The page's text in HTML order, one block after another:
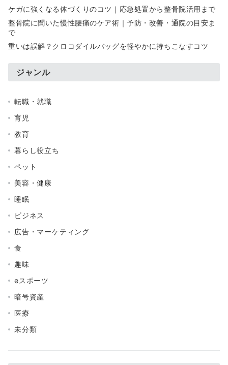
ケガに強くなる体づくりのコツ｜応急処置から整骨院活用まで
整骨院に聞いた慢性腰痛のケア術｜予防・改善・通院の目安ま
で
重いは誤解？クロコダイルバッグを軽やかに持ちこなすコツ
ジャンル
転職・就職
育児
教育
暮らし役立ち
ペット
美容・健康
睡眠
ビジネス
広告・マーケティング
食
趣味
eスポーツ
暗号資産
医療
未分類